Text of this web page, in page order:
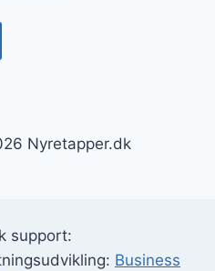
Nyretapper.dk
support:
Business